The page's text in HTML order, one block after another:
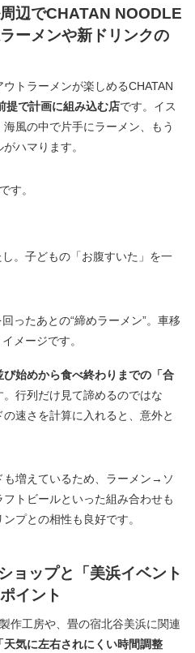
辺でCHATAN NOODLE
ーメンや新ドリンクの
トラーメンが楽しめるCHATAN
提で計画に組み込む店です。イス
風の中で片手にラーメン、もう
ハマります。
す。
。子どもの「お腹すいた」を一
ったあとの“締めラーメン”。車移
メージです。
び始めから食べ終わりまでの「合
。行列だけ見て諦めるのではな
速さを計算に入れると、意外と
も増えているため、ラーメン→ソ
トビールといった組み合わせも
プとの相性も良好です。
ョップと「美浜イベント
イント
作工房や、畳の宿北谷美浜に関連
「天気に左右されにくい時間調整